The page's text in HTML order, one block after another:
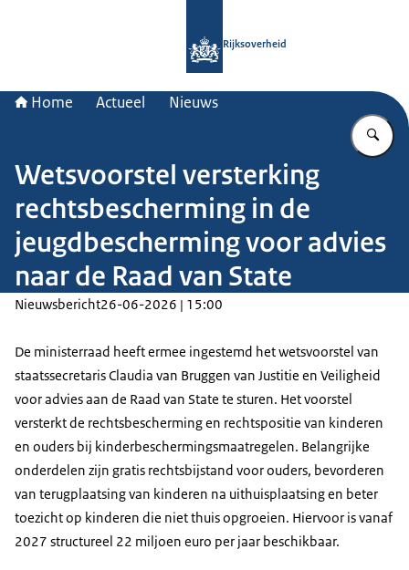
Rijksoverheid
Home Actueel Nieuws
Wetsvoorstel versterking
rechtsbescherming in de
jeugdbescherming voor advies
naar de Raad van State
Nieuwsbericht26-06-2026 | 15:00
De ministerraad heeft ermee ingestemd het wetsvoorstel van
staatssecretaris Claudia van Bruggen van Justitie en Veiligheid
voor advies aan de Raad van State te sturen. Het voorstel
versterkt de rechtsbescherming en rechtspositie van kinderen
en ouders bij kinderbeschermingsmaatregelen. Belangrijke
onderdelen zijn gratis rechtsbijstand voor ouders, bevorderen
van terugplaatsing van kinderen na uithuisplaatsing en beter
toezicht op kinderen die niet thuis opgroeien. Hiervoor is vanaf
2027 structureel 22 miljoen euro per jaar beschikbaar.